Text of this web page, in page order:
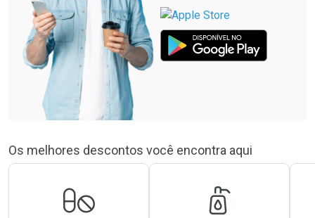
Os melhores descontos você encontra aqui